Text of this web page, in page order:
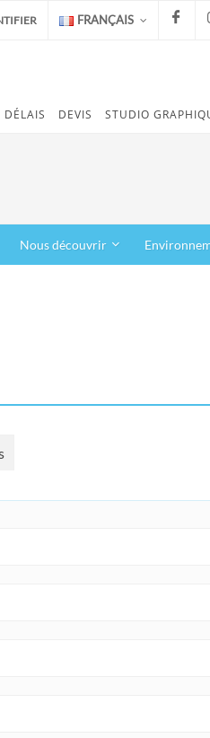
FRANÇAIS
DÉLAIS DEVIS STUDIO
Nous découvrir